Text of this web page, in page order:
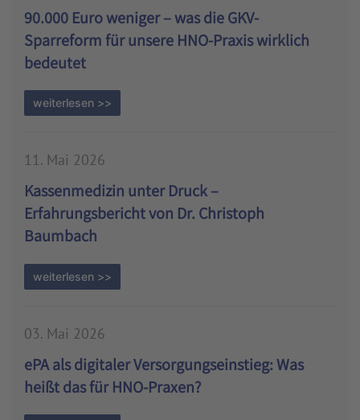
90.000 Euro weniger – was die GKV-
Sparreform für unsere HNO-Praxis wirklich
bedeutet
weiterlesen >>
11. Mai 2026
Kassenmedizin unter Druck –
Erfahrungsbericht von Dr. Christoph
Baumbach
weiterlesen >>
03. Mai 2026
ePA als digitaler Versorgungseinstieg: Was
heißt das für HNO-Praxen?